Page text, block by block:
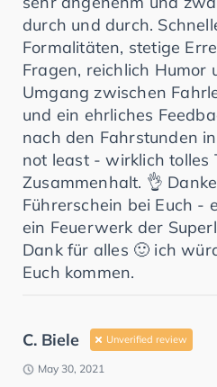
durch und durch.
Formalitäten, stetige
Fragen, reichlich Humor
Umgang zwischen
und ein ehrliches
nach den Fahrstunden
not least - wirklich tolles
Zusammenhalt. 👌
Führerschein bei Euch -
ein Feuerwerk der
Dank für alles 🙂 ich
Euch kommen.
C. Biele Unverified review
May 30, 2021